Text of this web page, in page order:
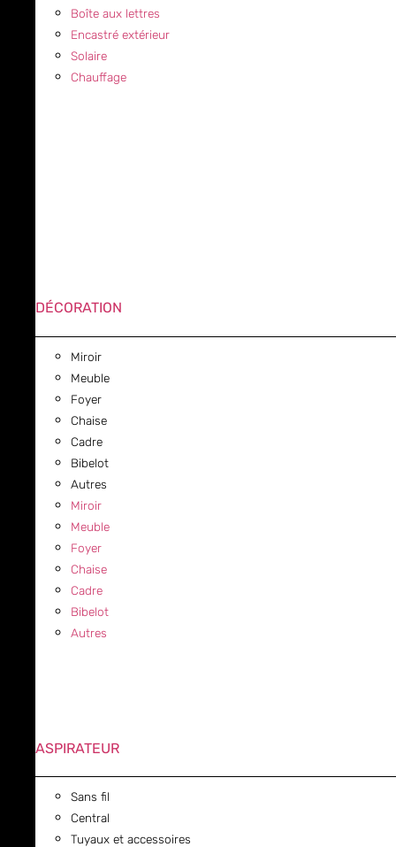
Boîte aux lettres
Encastré extérieur
Solaire
Chauffage
DÉCORATION
Miroir
Meuble
Foyer
Chaise
Cadre
Bibelot
Autres
Miroir
Meuble
Foyer
Chaise
Cadre
Bibelot
Autres
ASPIRATEUR
Sans fil
Central
Tuyaux et accessoires